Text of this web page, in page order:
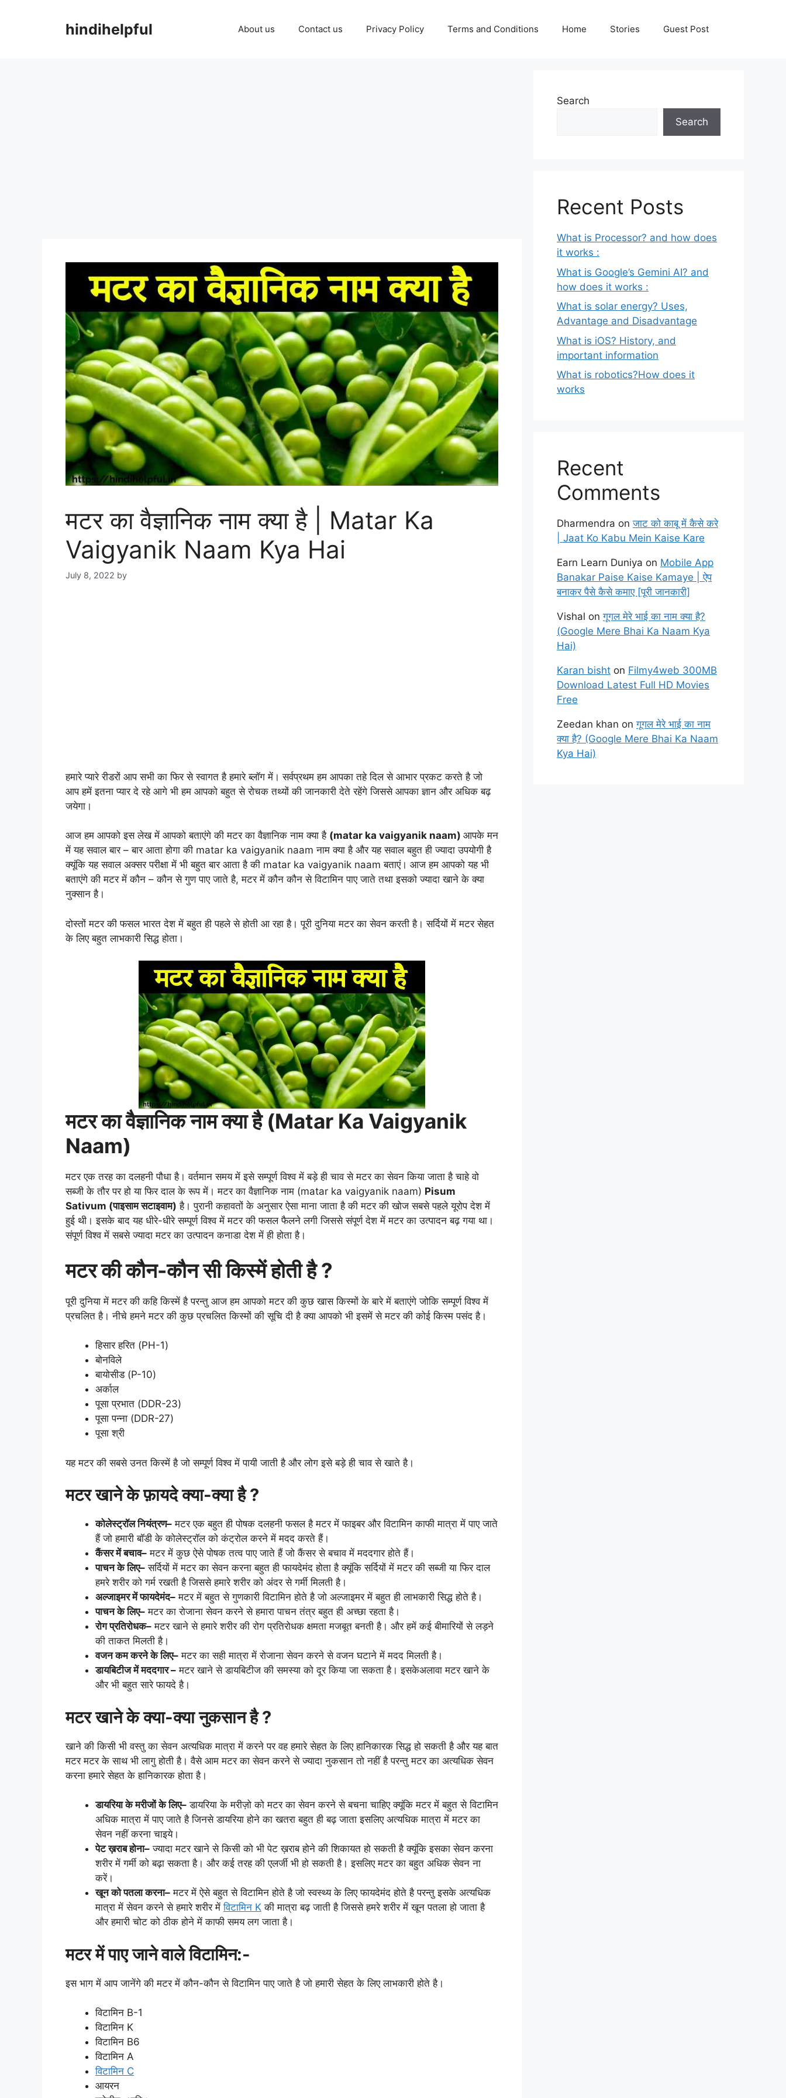
hindihelpful About us Contact us Privacy Policy Terms and Conditions Home Stories Guest Post
मटर का वैज्ञानिक नाम क्या है | Matar Ka
Vaigyanik Naam Kya Hai
July 8, 2022 by
हमारे प्यारे रीडरों आप सभी का फिर से स्वागत है हमारे ब्लॉग में। सर्वप्रथम हम आपका तहे दिल से आभार प्रकट करते है जो
आप हमें इतना प्यार दे रहे आगे भी हम आपको बहुत से रोचक तथ्यों की जानकारी देते रहेंगे जिससे आपका ज्ञान और अधिक बढ़
जयेगा।
आज हम आपको इस लेख में आपको बताएंगे की मटर का वैज्ञानिक नाम क्या है (matar ka vaigyanik naam) आपके मन
में यह सवाल बार – बार आता होगा की matar ka vaigyanik naam नाम क्या है और यह सवाल बहुत ही ज्यादा उपयोगी है
क्यूंकि यह सवाल अक्सर परीक्षा में भी बहुत बार आता है की matar ka vaigyanik naam बताएं। आज हम आपको यह भी
बताएंगे की मटर में कौन – कौन से गुण पाए जाते है, मटर में कौन कौन से विटामिन पाए जाते तथा इसको ज्यादा खाने के क्या
नुक्सान है।
दोस्तों मटर की फसल भारत देश में बहुत ही पहले से होती आ रहा है। पूरी दुनिया मटर का सेवन करती है। सर्दियों में मटर सेहत
के लिए बहुत लाभकारी सिद्ध होता।
मटर का वैज्ञानिक नाम क्या है (Matar Ka Vaigyanik
Naam)
मटर एक तरह का दलहनी पौधा है। वर्तमान समय में इसे सम्पूर्ण विश्व में बड़े ही चाव से मटर का सेवन किया जाता है चाहे वो
सब्जी के तौर पर हो या फिर दाल के रूप में। मटर का वैज्ञानिक नाम (matar ka vaigyanik naam) Pisum
Sativum (पाइसाम सटाइवाम) है। पुरानी कहावतों के अनुसार ऐसा माना जाता है की मटर की खोज सबसे पहले यूरोप देश में
हुई थी। इसके बाद यह धीरे-धीरे सम्पूर्ण विश्व में मटर की फसल फैलने लगी जिससे संपूर्ण देश में मटर का उत्पादन बढ़ गया था।
संपूर्ण विश्व में सबसे ज्यादा मटर का उत्पादन कनाडा देश में ही होता है।
मटर की कौन-कौन सी किस्में होती है ?
पूरी दुनिया में मटर की कहि किस्में है परन्तु आज हम आपको मटर की कुछ खास किस्मों के बारे में बताएंगे जोकि सम्पूर्ण विश्व में
प्रचलित है। नीचे हमने मटर की कुछ प्रचलित किस्मों की सूचि दी है क्या आपको भी इसमें से मटर की कोई किस्म पसंद है।
हिसार हरित (PH-1)
बोनविले
बायोसीड (P-10)
अर्काल
पूसा प्रभात (DDR-23)
पूसा पन्ना (DDR-27)
पूसा श्री
यह मटर की सबसे उनत किस्में है जो सम्पूर्ण विश्व में पायी जाती है और लोग इसे बड़े ही चाव से खाते है।
मटर खाने के फ़ायदे क्या-क्या है ?
कोलेस्ट्रॉल नियंत्रण– मटर एक बहुत ही पोषक दलहनी फसल है मटर में फाइबर और विटामिन काफी मात्रा में पाए जाते
हैं जो हमारी बॉडी के कोलेस्ट्रॉल को कंट्रोल करने में मदद करते हैं।
कैंसर में बचाव– मटर में कुछ ऐसे पोषक तत्व पाए जाते हैं जो कैंसर से बचाव में मददगार होते हैं।
पाचन के लिए– सर्दियों में मटर का सेवन करना बहुत ही फायदेमंद होता है क्यूंकि सर्दियों में मटर की सब्जी या फिर दाल
हमरे शरीर को गर्म रखती है जिससे हमारे शरीर को अंदर से गर्मी मिलती है।
अल्जाइमर में फायदेमंद– मटर में बहुत से गुणकारी विटामिन होते है जो अल्जाइमर में बहुत ही लाभकारी सिद्ध होते है।
पाचन के लिए– मटर का रोजाना सेवन करने से हमारा पाचन तंत्र बहुत ही अच्छा रहता है।
रोग प्रतिरोधक– मटर खाने से हमारे शरीर की रोग प्रतिरोधक क्षमता मजबूत बनती है। और हमें कई बीमारियों से लड़ने
की ताकत मिलती है।
वजन कम करने के लिए– मटर का सही मात्रा में रोजाना सेवन करने से वजन घटाने में मदद मिलती है।
डायबिटीज में मददगार– मटर खाने से डायबिटीज की समस्या को दूर किया जा सकता है। इसकेअलावा मटर खाने के
और भी बहुत सारे फायदे है।
मटर खाने के क्या-क्या नुकसान है ?
खाने की किसी भी वस्तु का सेवन अत्यधिक मात्रा में करने पर वह हमारे सेहत के लिए हानिकारक सिद्ध हो सकती है और यह बात
मटर मटर के साथ भी लागु होती है। वैसे आम मटर का सेवन करने से ज्यादा नुकसान तो नहीं है परन्तु मटर का अत्यधिक सेवन
करना हमारे सेहत के हानिकारक होता है।
डायरिया के मरीजों के लिए– डायरिया के मरीज़ो को मटर का सेवन करने से बचना चाहिए क्यूंकि मटर में बहुत से विटामिन
अधिक मात्रा में पाए जाते है जिनसे डायरिया होने का खतरा बहुत ही बढ़ जाता इसलिए अत्यधिक मात्रा में मटर का
सेवन नहीं करना चाइये।
पेट ख़राब होना– ज्यादा मटर खाने से किसी को भी पेट ख़राब होने की शिकायत हो सकती है क्यूंकि इसका सेवन करना
शरीर में गर्मी को बढ़ा सकता है। और कई तरह की एलर्जी भी हो सकती है। इसलिए मटर का बहुत अधिक सेवन ना
करें।
खून को पतला करना– मटर में ऐसे बहुत से विटामिन होते है जो स्वस्थ्य के लिए फायदेमंद होते है परन्तु इसके अत्यधिक
मात्रा में सेवन करने से हमारे शरीर मेंविटामिन K की मात्रा बढ़ जाती है जिससे हमरे शरीर में खून पतला हो जाता है
और हमारी चोट को ठीक होने में काफी समय लग जाता है।
मटर में पाए जाने वाले विटामिन:-
इस भाग में आप जानेंगे की मटर में कौन-कौन से विटामिन पाए जाते है जो हमारी सेहत के लिए लाभकारी होते है।
विटामिन B-1
विटामिन K
विटामिन B6
विटामिन A
विटामिन C
आयरन
Search
Search
Recent Posts
What is Processor? and how does
it works :
What is Google’s Gemini AI? and
how does it works :
What is solar energy? Uses,
Advantage and Disadvantage
What is iOS? History, and
important information
What is robotics?How does it
works
Recent
Comments
Dharmendra onजाट को काबू में कैसे करे
| Jaat Ko Kabu Mein Kaise Kare
Earn Learn Duniya on Mobile App
Banakar Paise Kaise Kamaye | ऐप
बनाकर पैसे कैसे कमाए [पूरी जानकारी]
Vishal onगूगल मेरे भाई का नाम क्या है?
(Google Mere Bhai Ka Naam Kya
Hai)
Karan bisht on Filmy4web 300MB
Download Latest Full HD Movies
Free
Zeedan khan onगूगल मेरे भाई का नाम
क्या है? (Google Mere Bhai Ka Naam
Kya Hai)